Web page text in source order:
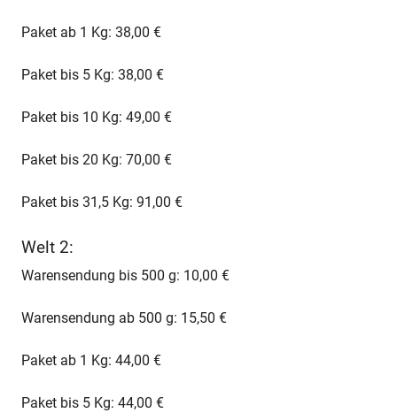
Paket ab 1 Kg: 38,00 €
Paket bis 5 Kg: 38,00 €
Paket bis 10 Kg: 49,00 €
Paket bis 20 Kg: 70,00 €
Paket bis 31,5 Kg: 91,00 €
Welt 2:
Warensendung bis 500 g: 10,00 €
Warensendung ab 500 g: 15,50 €
Paket ab 1 Kg: 44,00 €
Paket bis 5 Kg: 44,00 €